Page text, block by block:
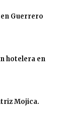
Guerrero
hotelera en
Mojica.